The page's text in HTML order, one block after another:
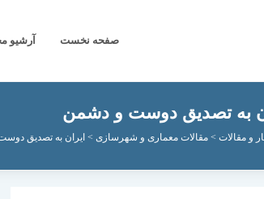
صفحه نخست آرشیو
به تصدیق دوست و دشمن
و مقالات >مقالات معماری و شهرسازی > ایران به تصدیق